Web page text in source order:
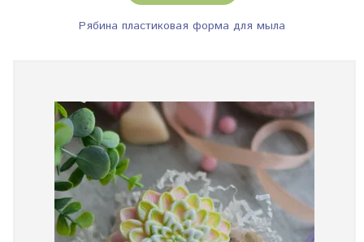
Рябина пластиковая форма для мыла